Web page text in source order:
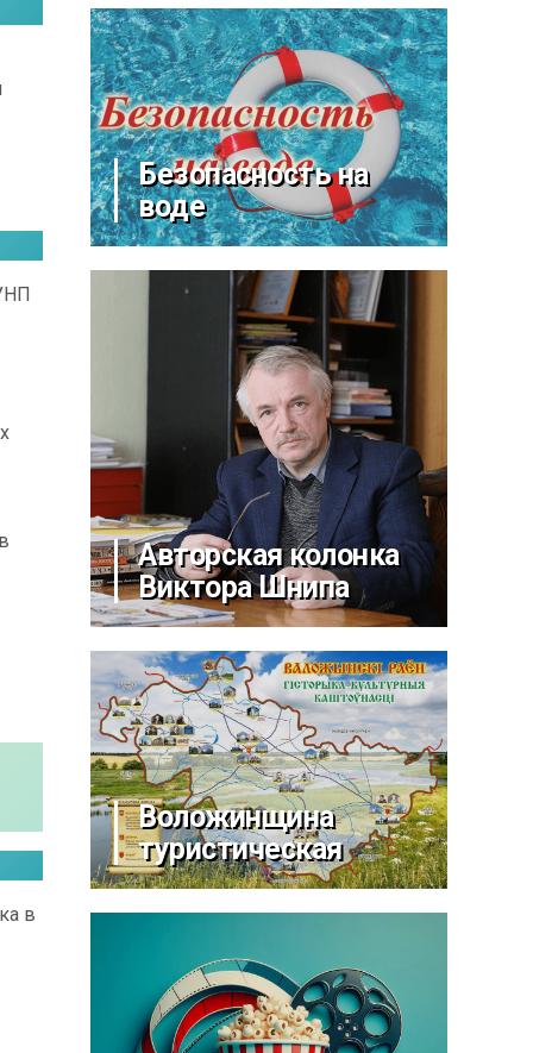
в
Безопасность на
воде
Авторская колонка
Виктора Шнипа
Воложинщина
туристическая